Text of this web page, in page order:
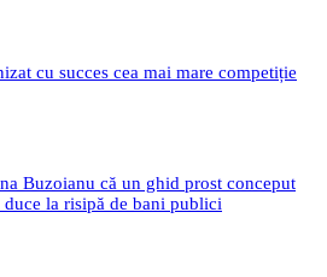
cu succes cea mai mare competiție
Buzoianu că un ghid prost conceput
la risipă de bani publici